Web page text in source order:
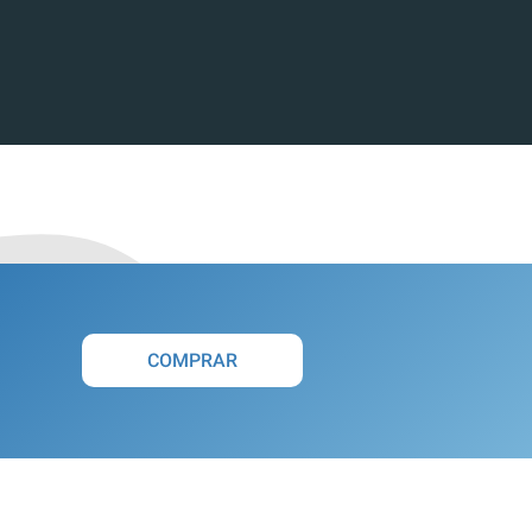
COMPRAR